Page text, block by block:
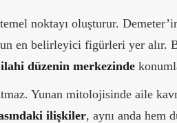
noktayı oluşturur.
en belirleyici figürleri yer alır.
ilahi düzenin merkezinde
Yunan mitolojisinde aile
ilişkiler, aynı anda hem